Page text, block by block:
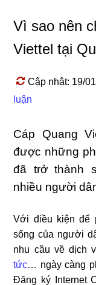
Vì sao nên
Viettel tại
Cập nhật: 19/
luận
Cáp Quang
được những
đã trở thành
nhiều người
Với điều kiện để
sống của người
nhu cầu về dịch
tức… ngày càng
Đăng ký Internet